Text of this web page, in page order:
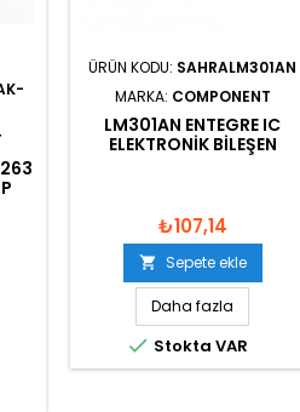
ÜRÜN KODU: SAHRALM301AN
MARKA: COMPONENT
LM301AN ENTEGRE IC
ELEKTRONIK BILEŞEN
₺107,14
 Sepete ekle
Daha fazla
 Stokta VAR